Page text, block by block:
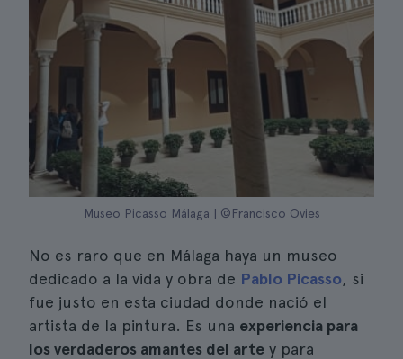
Museo Picasso Málaga | ©Francisco Ovies
No es raro que en Málaga haya un museo
dedicado a la vida y obra de Pablo Picasso, si
fue justo en esta ciudad donde nació el
artista de la pintura. Es una experiencia para
los verdaderos amantes del arte y para